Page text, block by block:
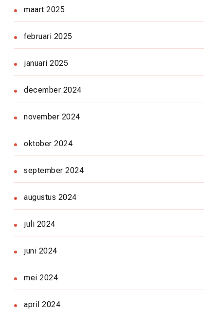
maart 2025
februari 2025
januari 2025
december 2024
november 2024
oktober 2024
september 2024
augustus 2024
juli 2024
juni 2024
mei 2024
april 2024